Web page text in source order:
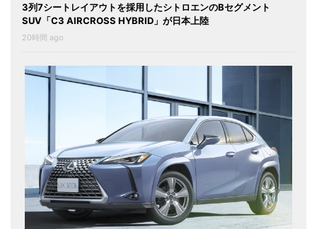
3列7シートレイアウトを採用したシトロエンのBセグメント
SUV「C3 AIRCROSS HYBRID」が日本上陸
20時間 ago